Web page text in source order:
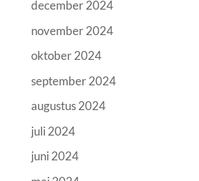
december 2024
november 2024
oktober 2024
september 2024
augustus 2024
juli 2024
juni 2024